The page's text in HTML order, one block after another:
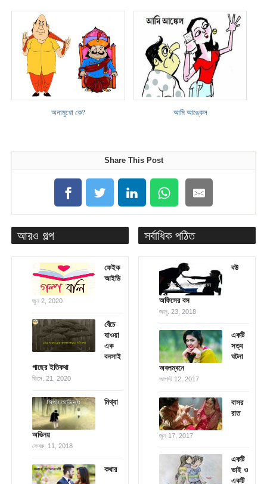
অনামুখো কে? আমি আঙ্কেল
Share This Post
আরও গল্প
ফেইক
আইডি
জুন 2, 2020
বেঁচে
যাওয়া
এক
বনসাই
গাছের ইতিকথা
ডিসে. 21, 2020
মিথ্যা
অভিনয়
ফেব্রু. 11, 2018
কথার
সর্বাধিক পঠিত
বউ
অফিসের বস
জানু. 23, 2018
একটি
সত্য
ঘটনা
অবলম্বনে
আগস্ট 12, 2017
বাসর
রাত
জুন 17, 2017
একটি
ভাই ও
একটি